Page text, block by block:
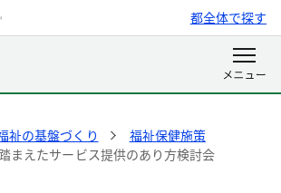
都全体で探す
祉の基盤づくり
福祉保健施策
まえたサービス提供のあり方検討会